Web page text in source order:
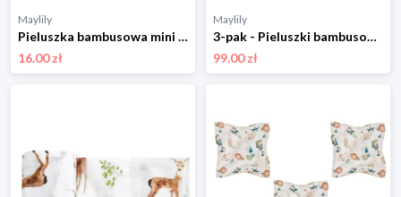
Maylily
Pieluszka bambusowa mini 25x25 - Rajskie ptaszki - OUTLET
16.00 zł
Maylily
3-pak - Pieluszki bambusowe 50x50 - Kamyczki beż
99.00 zł